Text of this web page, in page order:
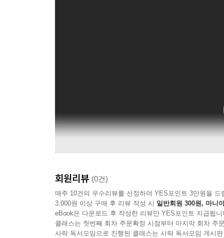
회원리뷰 (0건)
매주 10건의 우수리뷰를 선정하여 YES포인트 3만원을 드
3,000원 이상 구매 후 리뷰 작성 시 일반회원 300원, 마니
eBook은 다운로드 후 작성한 리뷰만 YES포인트 지급됩니
클래스는 첫번째 회차 주문확정 시점부터 마지막 회차 주
사락 독서모임으로 진행된 클래스는 사락 독서모임 게시